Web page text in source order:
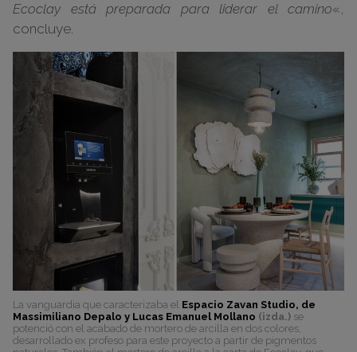
Ecoclay está preparada para liderar el camino«,
concluye.
La vanguardia que caracterizaba el Espacio Zavan Studio, de
Massimiliano Depalo y Lucas Emanuel Mollano (izda.) se
potenció con el acabado de mortero de arcilla en dos colores,
desarrollado ex profeso para este proyecto a partir de pigmentos